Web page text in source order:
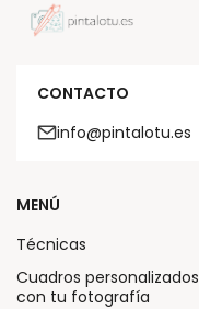
CONTACTO
info@pintalotu.es
MENÚ
Técnicas
Cuadros personalizados
con tu fotografía